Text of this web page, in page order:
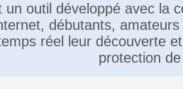
un outil développé avec la
débutants,
réel leur découverte
protection